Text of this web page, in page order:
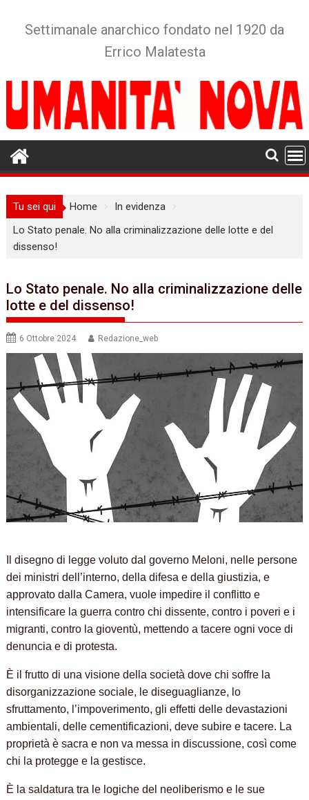
Settimanale anarchico fondato nel 1920 da
Errico Malatesta
Tu sei qui Home
In evidenza
Lo Stato penale. No alla criminalizzazione delle lotte e del
dissenso!
Lo Stato penale. No alla criminalizzazione delle
lotte e del dissenso!
6 Ottobre 2024 Redazione_web
Il disegno di legge voluto dal governo Meloni, nelle persone
dei ministri dell’interno, della difesa e della giustizia, e
approvato dalla Camera, vuole impedire il conflitto e
intensificare la guerra contro chi dissente, contro i poveri e i
migranti, contro la gioventù, mettendo a tacere ogni voce di
denuncia e di protesta.
È il frutto di una visione della società dove chi soffre la
disorganizzazione sociale, le diseguaglianze, lo
sfruttamento, l’impoverimento, gli effetti delle devastazioni
ambientali, delle cementificazioni, deve subire e tacere. La
proprietà è sacra e non va messa in discussione, così come
chi la protegge e la gestisce.
È la saldatura tra le logiche del neoliberismo e le sue